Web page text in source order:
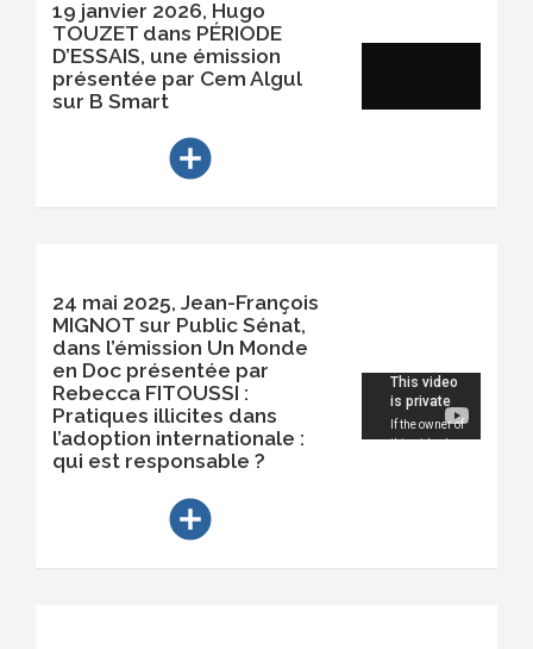
19 janvier 2026, Hugo
TOUZET dans PÉRIODE
D’ESSAIS, une émission
présentée par Cem Algul
sur B Smart
add_circle
24 mai 2025, Jean-François
MIGNOT sur Public Sénat,
dans l’émission Un Monde
en Doc présentée par
Rebecca FITOUSSI :
Pratiques illicites dans
l’adoption internationale :
qui est responsable ?
add_circle